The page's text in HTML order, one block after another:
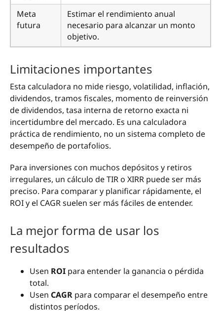
Meta
futura
Estimar el rendimiento anual
necesario para alcanzar un monto
objetivo.
Limitaciones importantes
Esta calculadora no mide riesgo, volatilidad, inflación,
dividendos, tramos fiscales, momento de reinversión
de dividendos, tasa interna de retorno exacta ni
incertidumbre del mercado. Es una calculadora
práctica de rendimiento, no un sistema completo de
desempeño de portafolios.
Para inversiones con muchos depósitos y retiros
irregulares, un cálculo de TIR o XIRR puede ser más
preciso. Para comparar y planificar rápidamente, el
ROI y el CAGR suelen ser más fáciles de entender.
La mejor forma de usar los
resultados
Usen ROI para entender la ganancia o pérdida
total.
Usen CAGR para comparar el desempeño entre
distintos períodos.